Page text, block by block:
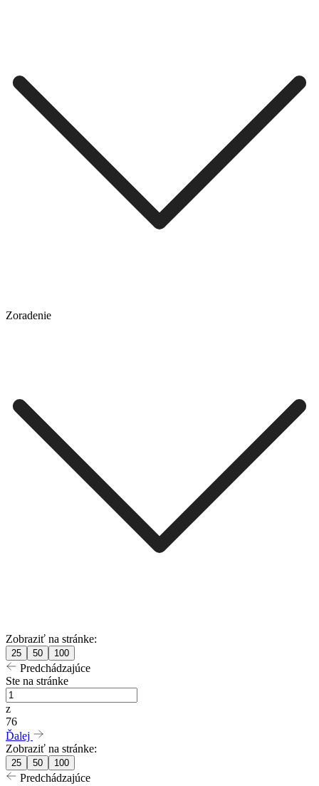
Zoradenie
Zobraziť na stránke:
25 50 100
Predchádzajúce
Ste na stránke
z
76
Ďalej
Zobraziť na stránke:
25 50 100
Predchádzajúce